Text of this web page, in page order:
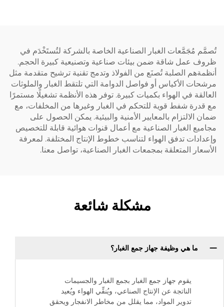
مُجَمَّعات الغبار الصناعية الخاصة بالشركة لتُستَخْدَم في
عمل شاقة ضمن بيئات صناعية وتصنيعية كبيرة الحجم.
الصلبة تُصنَع من الفولاذ وتدمج تقنية ترشيح متقدمة مثل
الأكياس أو فواصل الدوامة التي تلتقط الغبار والملوثات
في الهواء بكميات كبيرة. توفر هذه الأنظمة تشغيلًا مستمرًا
شفط قوية للتحكم في الغبار وغيرها من المخلفات، مع
بالمعايير الأمنية والبيئية. يمكن الحصول على
الغبار الصناعية مع أعمال قنوات هوائية قابلة للتخصيص
تدفق الهواء لتناسب خطوط الإنتاج المختلفة. لمعرفة
المتعلقة بمجمعات الغبار الصناعية، تواصل معنا.
مشكلة شائعة
ما هي وظيفة جهاز جمع الغبار؟
يقوم جهاز جمع الغبار بجمع الغبار والجسيمات
الناتجة عن الإنتاج الصناعي، ويُنقِّي الهواء ويُعيد
تدوير المواد، مما يقلل من مخاطر الانفجار ويحقق